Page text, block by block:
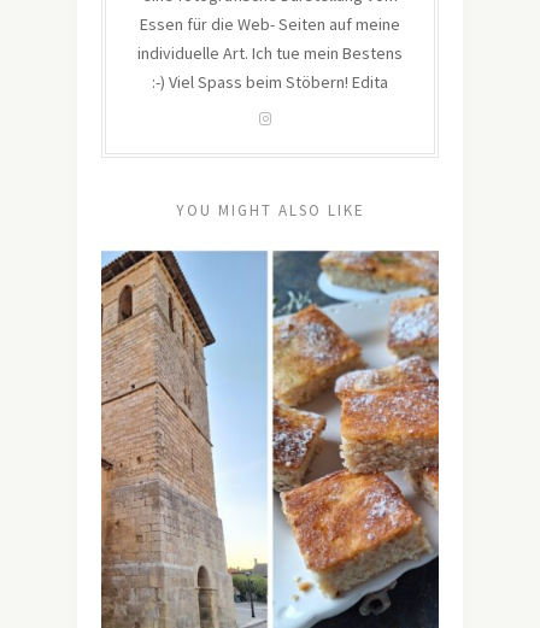
Essen für die Web- Seiten auf meine
individuelle Art. Ich tue mein Bestens
:-) Viel Spass beim Stöbern! Edita
YOU MIGHT ALSO LIKE